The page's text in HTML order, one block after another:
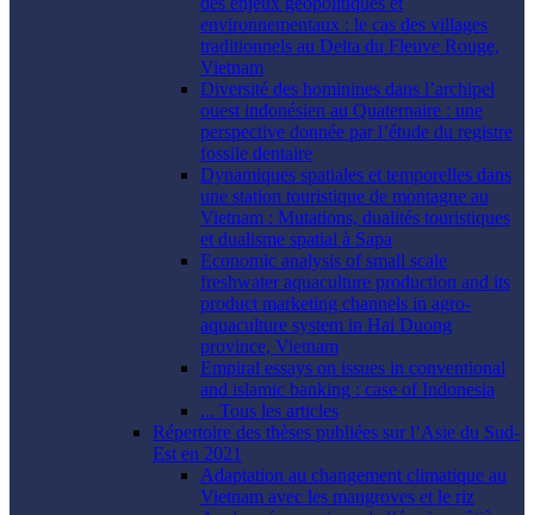
environnementaux : le cas des villages
traditionnels au Delta du Fleuve Rouge,
Vietnam
Diversité des hominines dans l’archipel
ouest indonésien au Quaternaire : une
perspective donnée par l’étude du registre
fossile dentaire
Dynamiques spatiales et temporelles dans
une station touristique de montagne au
Vietnam : Mutations, dualités touristiques
et dualisme spatial à Sapa
Economic analysis of small scale
freshwater aquaculture production and its
product marketing channels in agro-
aquaculture system in Hai Duong
province, Vietnam
Empiral essays on issues in conventional
and islamic banking : case of Indonesia
... Tous les articles
Répertoire des thèses publiées sur l’Asie du Sud-
Est en 2021
Adaptation au changement climatique au
Vietnam avec les mangroves et le riz